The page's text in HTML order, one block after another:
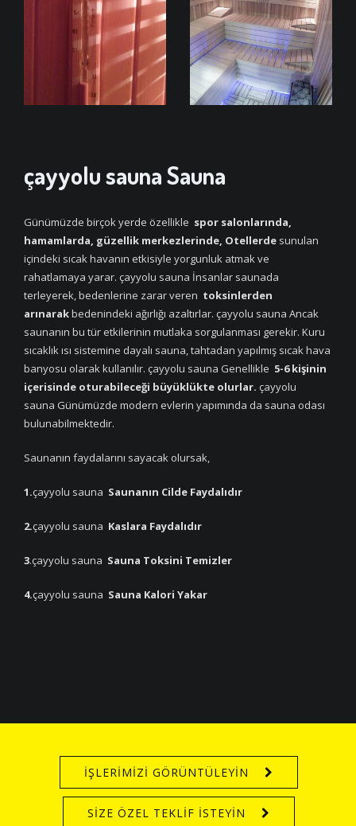
çayyolu sauna Sauna
Günümüzde birçok yerde özellikle spor salonlarında,
hamamlarda, güzellik merkezlerinde, Otellerde sunulan
içindeki sıcak havanın etkisiyle yorgunluk atmak ve
rahatlamaya yarar. çayyolu sauna İnsanlar saunada
terleyerek, bedenlerine zarar veren toksinlerden
arınarakbedenindeki ağırlığı azaltırlar. çayyolu sauna Ancak
saunanın bu tür etkilerinin mutlaka sorgulanması gerekir. Kuru
sıcaklık ısı sistemine dayalı sauna, tahtadan yapılmış sıcak hava
banyosu olarak kullanılır. çayyolu sauna Genellikle 5-6 kişinin
içerisinde oturabileceği büyüklükte olurlar. çayyolu
sauna Günümüzde modern evlerin yapımında da sauna odası
bulunabilmektedir.
Saunanın faydalarını sayacak olursak,
1.çayyolu sauna Saunanın Cilde Faydalıdır
2.çayyolu sauna Kaslara Faydalıdır
3.çayyolu sauna Sauna Toksini Temizler
4.çayyolu sauna Sauna Kalori Yakar
İŞLERİMİZİ GÖRÜNTÜLEYİN
SİZE ÖZEL TEKLİF İSTEYİN